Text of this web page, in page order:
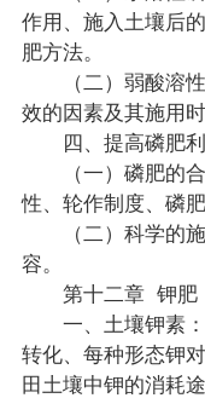
作用、施入土壤后
肥方法。
（二）弱酸溶性
效的因素及其施用时
四、提高磷肥利
（一）磷肥的合
性、轮作制度、磷
（二）科学的施
容。
第十二章 钾肥
一、土壤钾素：
转化、每种形态钾
田土壤中钾的消耗途